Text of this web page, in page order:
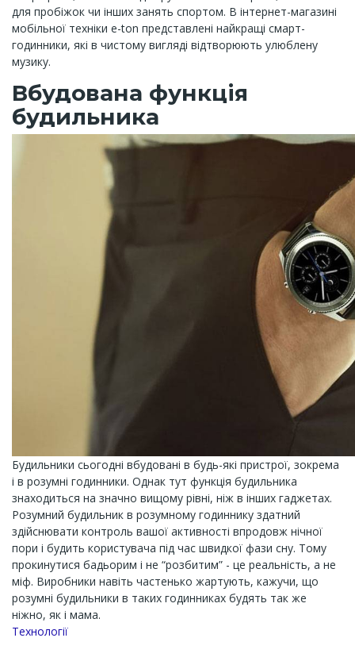
для пробіжок чи інших занять спортом. В інтернет-магазині
мобільної техніки e-ton представлені найкращі смарт-
годинники, які в чистому вигляді відтворюють улюблену
музику.
Вбудована функція
будильника
Будильники сьогодні вбудовані в будь-які пристрої, зокрема
і в розумні годинники. Однак тут функція будильника
знаходиться на значно вищому рівні, ніж в інших гаджетах.
Розумний будильник в розумному годиннику здатний
здійснювати контроль вашої активності впродовж нічної
пори і будить користувача під час швидкої фази сну. Тому
прокинутися бадьорим і не “розбитим” - це реальність, а не
міф. Виробники навіть частенько жартують, кажучи, що
розумні будильники в таких годинниках будять так же
ніжно, як і мама.
Channel
Технології